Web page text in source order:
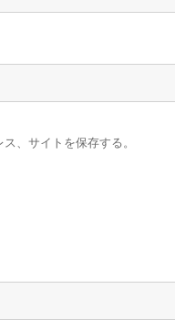
、サイトを保存する。